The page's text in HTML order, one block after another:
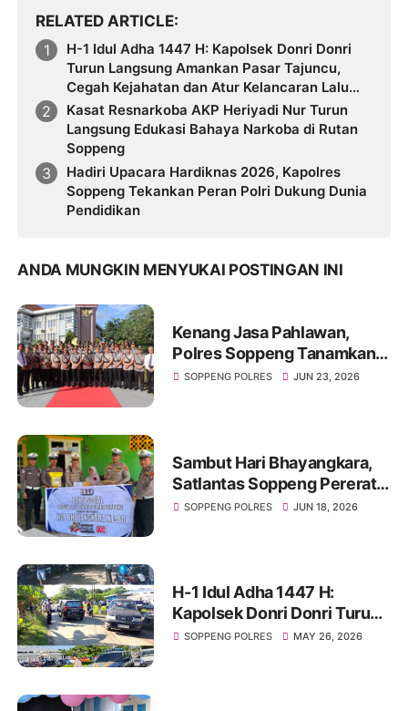
RELATED ARTICLE
H-1 Idul Adha 1447 H: Kapolsek Donri Donri
Turun Langsung Amankan Pasar Tajuncu,
Cegah Kejahatan dan Atur Kelancaran Lalu
Lintas
Kasat Resnarkoba AKP Heriyadi Nur Turun
Langsung Edukasi Bahaya Narkoba di Rutan
Soppeng
Hadiri Upacara Hardiknas 2026, Kapolres
Soppeng Tekankan Peran Polri Dukung Dunia
Pendidikan
ANDA MUNGKIN MENYUKAI POSTINGAN INI
Kenang Jasa Pahlawan,
Polres Soppeng Tanamkan
Semangat Pengabdian di
SOPPENG POLRES JUN 23, 2026
Sambut Hari Bhayangkara,
Satlantas Soppeng Pererat
Silaturahmi Lewat Berbagi
SOPPENG POLRES JUN 18, 2026
H-1 Idul Adha 1447 H:
Kapolsek Donri Donri Turun
Langsung Amankan Pasar
SOPPENG POLRES MAY 26, 2026